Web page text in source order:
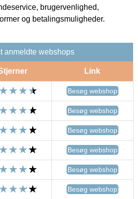
brugervenlighed,
og betalingsmuligheder.
anmeldte webshops
Link
Besøg webshop
Besøg webshop
Besøg webshop
Besøg webshop
Besøg webshop
Besøg webshop